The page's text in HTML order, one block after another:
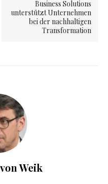
Business Solutions
unterstützt Unternehmen
bei der nachhaltigen
Transformation
Weik